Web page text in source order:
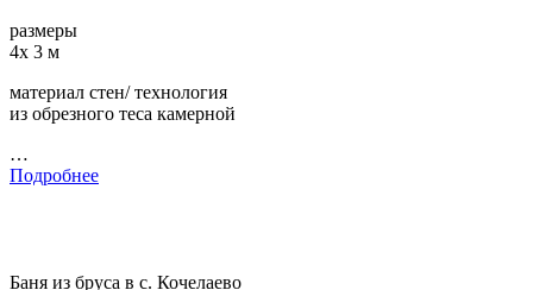
размеры
4х 3 м
материал стен/ технология
из обрезного теса камерной
…
Подробнее
Баня из бруса в с. Кочелаево